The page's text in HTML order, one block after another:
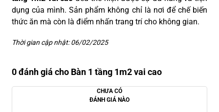
dụng của mình. Sản phẩm không chỉ là nơi để chế biến
thức ăn mà còn là điểm nhấn trang trí cho không gian.
Thời gian cập nhật: 06/02/2025
0 đánh giá cho Bàn 1 tầng 1m2 vai cao
CHƯA CÓ
ĐÁNH GIÁ NÀO